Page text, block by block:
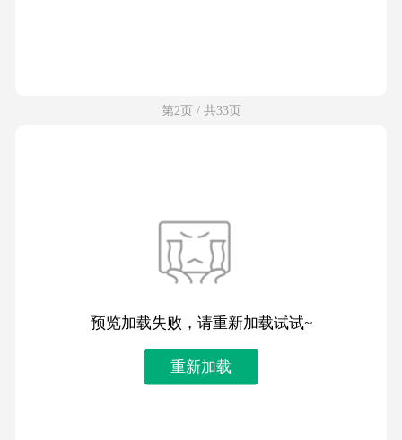
第2页 / 共33页
预览加载失败，请重新加载试试~
重新加载